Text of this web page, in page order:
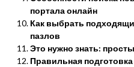
портала онлайн
Как выбрать
пазлов
Это нужно знать:
Правильная